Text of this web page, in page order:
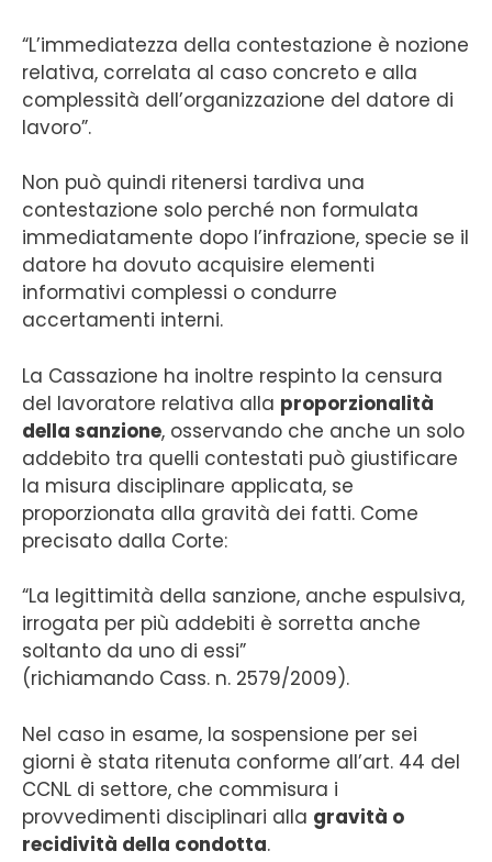
“L’immediatezza della contestazione è nozione
relativa, correlata al caso concreto e alla
complessità dell’organizzazione del datore di
lavoro”.
Non può quindi ritenersi tardiva una
contestazione solo perché non formulata
immediatamente dopo l’infrazione, specie se il
datore ha dovuto acquisire elementi
informativi complessi o condurre
accertamenti interni.
La Cassazione ha inoltre respinto la censura
del lavoratore relativa alla proporzionalità
della sanzione, osservando che anche un solo
addebito tra quelli contestati può giustificare
la misura disciplinare applicata, se
proporzionata alla gravità dei fatti. Come
precisato dalla Corte:
“La legittimità della sanzione, anche espulsiva,
irrogata per più addebiti è sorretta anche
soltanto da uno di essi”
(richiamando Cass. n. 2579/2009).
Nel caso in esame, la sospensione per sei
giorni è stata ritenuta conforme all’art. 44 del
CCNL di settore, che commisura i
provvedimenti disciplinari alla gravità o
recidività della condotta.